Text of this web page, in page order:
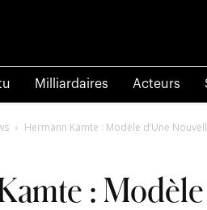
Milliardaires Acteurs
Hermann Kamte : Modèle d’Une
: